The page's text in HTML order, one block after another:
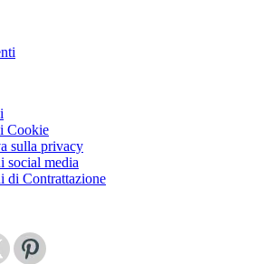
Cookie
sulla privacy
social media
di Contrattazione